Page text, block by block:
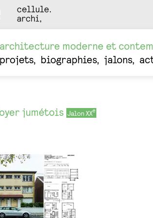
architecture moderne et
projets
biographies jalons
jumétois Jalon XX